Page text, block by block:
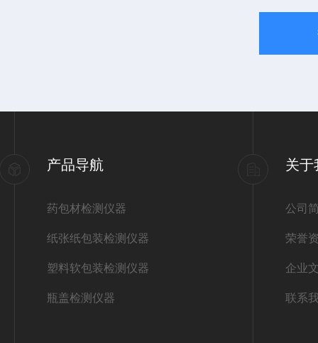
产品导航
药包材检测仪器
纸张纸包装检测仪器
塑料软包装检测仪器
瓶盖检测仪器
关于
公司
荣誉
企业
联系